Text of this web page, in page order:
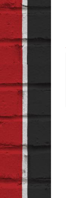
Je reste tout de
fait également.